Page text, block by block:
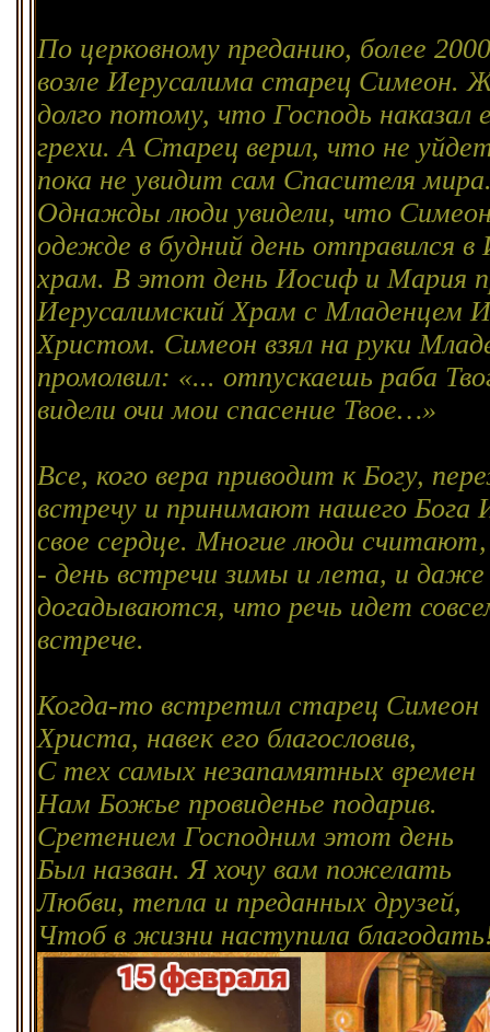
По церковному преданию, более
возле Иерусалима старец Симеон.
долго потому, что Господь наказал
грехи. А Старец верил, что не
пока не увидит сам Спасителя
Однажды люди увидели, что Симеон
одежде в будний день отправился в
храм. В этот день Иосиф и Мария
Иерусалимский Храм с Младенцем
Христом. Симеон взял на руки
промолвил: «... отпускаешь раба
видели очи мои спасение Твое…»
Все, кого вера приводит к Богу,
встречу и принимают нашего Бога
свое сердце. Многие люди
- день встречи зимы и лета, и даже
догадываются, что речь идет
встрече.
Когда-то встретил старец Симеон
Христа, навек его благословив,
С тех самых незапамятных времен
Нам Божье провиденье подарив.
Сретением Господним этот день
Был назван. Я хочу вам пожелать
Любви, тепла и преданных друзей,
Чтоб в жизни наступила